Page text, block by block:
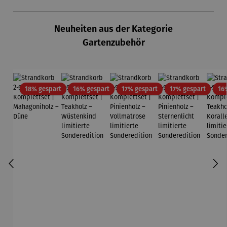
tion
tion
Neuheiten aus der Kategorie
Gartenzubehör
18% gespartRabatt16% gespartRabatt17% gespartRabatt17% gespartRabatt